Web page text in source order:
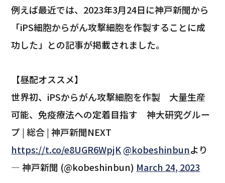
例えば最近では、2023年3月24日に神戸新聞から
「iPS細胞からがん攻撃細胞を作製することに成
功した」との記事が掲載されました。
【昼配オススメ】
世界初、iPSからがん攻撃細胞を作製 大量生産
可能、免疫療法への定着目指す 神大研究グルー
プ | 総合 | 神戸新聞NEXT
https://t.co/e8UGR6WpjK@kobeshinbunより
— 神戸新聞 (@kobeshinbun) March 24, 2023